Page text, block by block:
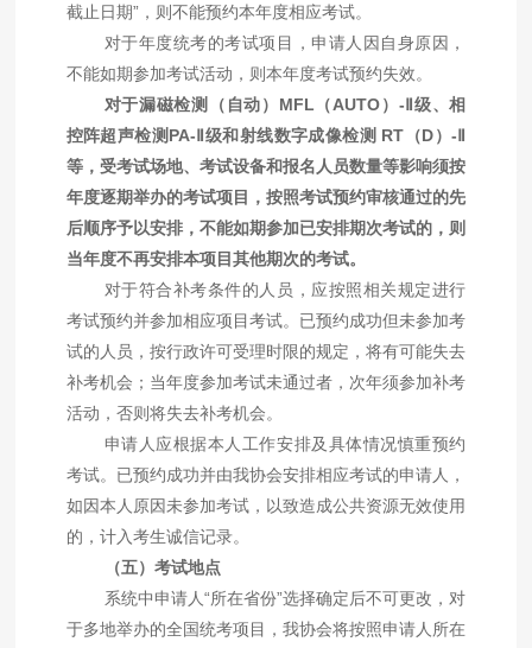
截止日期”，则不能预约本年度相应考试。
对于年度统考的考试项目，申请人因自身原因，
不能如期参加考试活动，则本年度考试预约失效。
对于漏磁检测（自动） MFL （AUTO） -Ⅱ级、相
控阵超声检测PA-Ⅱ级和射线数字成像检测 RT （D）-Ⅱ
等，受考试场地、考试设备和报名人员数量等影响须按
年度逐期举办的考试项目，按照考试预约审核通过的先
后顺序予以安排，不能如期参加已安排期次考试的，则
当年度不再安排本项目其他期次的考试。
对于符合补考条件的人员，应按照相关规定进行
考试预约并参加相应项目考试。已预约成功但未参加考
试的人员，按行政许可受理时限的规定，将有可能失去
补考机会；当年度参加考试未通过者，次年须参加补考
活动，否则将失去补考机会。
申请人应根据本人工作安排及具体情况慎重预约
考试。已预约成功并由我协会安排相应考试的申请人，
如因本人原因未参加考试，以致造成公共资源无效使用
的，计入考生诚信记录。
（五）考试地点
系统中申请人“所在省份”选择确定后不可更改，对
于多地举办的全国统考项目，我协会将按照申请人所在